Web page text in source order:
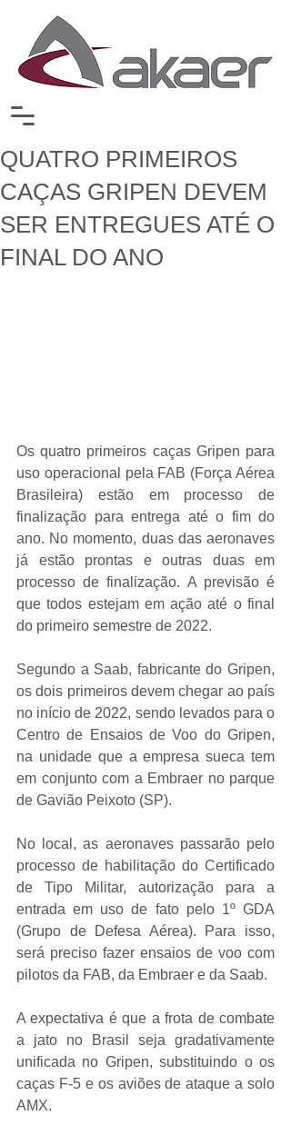
QUATRO PRIMEIROS
CAÇAS GRIPEN DEVEM
SER ENTREGUES ATÉ O
FINAL DO ANO
Os quatro primeiros caças Gripen para
uso operacional pela FAB (Força Aérea
Brasileira) estão em processo de
finalização para entrega até o fim do
ano. No momento, duas das aeronaves
já estão prontas e outras duas em
processo de finalização. A previsão é
que todos estejam em ação até o final
do primeiro semestre de 2022.
Segundo a Saab, fabricante do Gripen,
os dois primeiros devem chegar ao país
no início de 2022, sendo levados para o
Centro de Ensaios de Voo do Gripen,
na unidade que a empresa sueca tem
em conjunto com a Embraer no parque
de Gavião Peixoto (SP).
No local, as aeronaves passarão pelo
processo de habilitação do Certificado
de Tipo Militar, autorização para a
entrada em uso de fato pelo 1º GDA
(Grupo de Defesa Aérea). Para isso,
será preciso fazer ensaios de voo com
pilotos da FAB, da Embraer e da Saab.
A expectativa é que a frota de combate
a jato no Brasil seja gradativamente
unificada no Gripen, substituindo o os
caças F-5 e os aviões de ataque a solo
AMX.